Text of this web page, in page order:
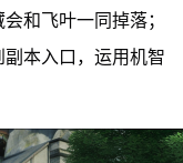
和飞叶一同掉落；
本入口，运用机智